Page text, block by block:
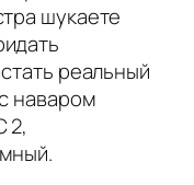
шукаете
реальный
наваром
2,